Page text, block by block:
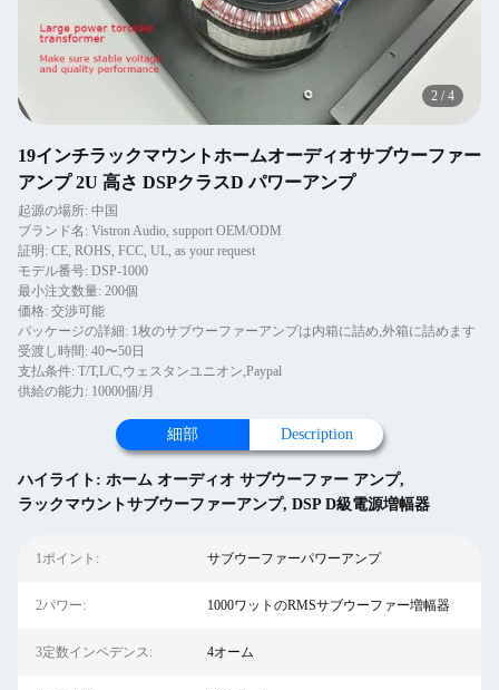
2 /4
19インチラックマウントホームオーディオサブウーファー
アンプ 2U 高さ DSPクラスD パワーアンプ
起源の場所: 中国
ブランド名: Vistron Audio, support OEM/ODM
証明: CE, ROHS, FCC, UL, as your request
モデル番号: DSP-1000
最小注文数量: 200個
価格: 交渉可能
パッケージの詳細: 1枚のサブウーファーアンプは内箱に詰め,外箱に詰めます
受渡し時間: 40〜50日
支払条件: T/T,L/C,ウェスタンユニオン,Paypal
供給の能力: 10000個/月
細部 Description
ハイライト: ホーム オーディオ サブウーファー アンプ,
ラックマウントサブウーファーアンプ, DSP D級電源増幅器
1ポイント: サブウーファーパワーアンプ
2パワー: 1000ワットのRMSサブウーファー増幅器
3定数インペデンス: 4オーム